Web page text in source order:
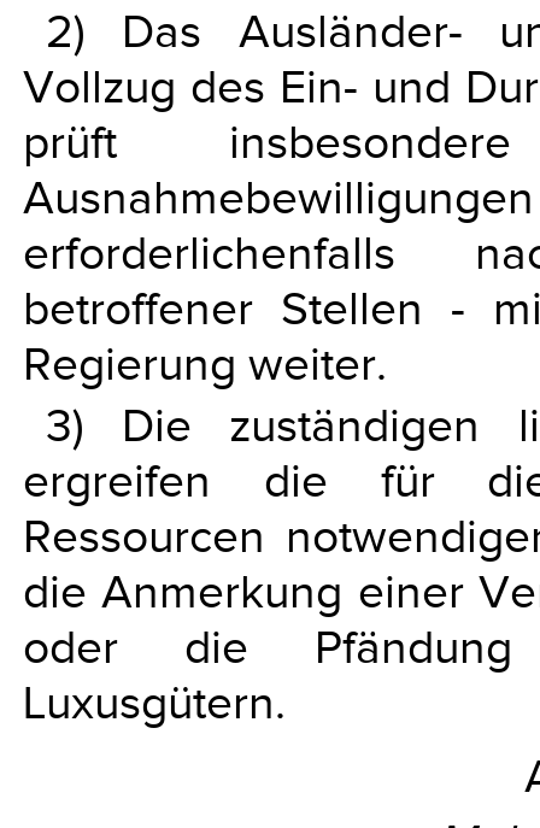
2) Das Ausländer-
Vollzug des Ein- und
prüft
erforderlichenfalls
betroffener Stellen -
Regierung weiter.
3) Die zuständigen
ergreifen die für die
Ressourcen
die Anmerkung einer
oder die
Luxusgütern.